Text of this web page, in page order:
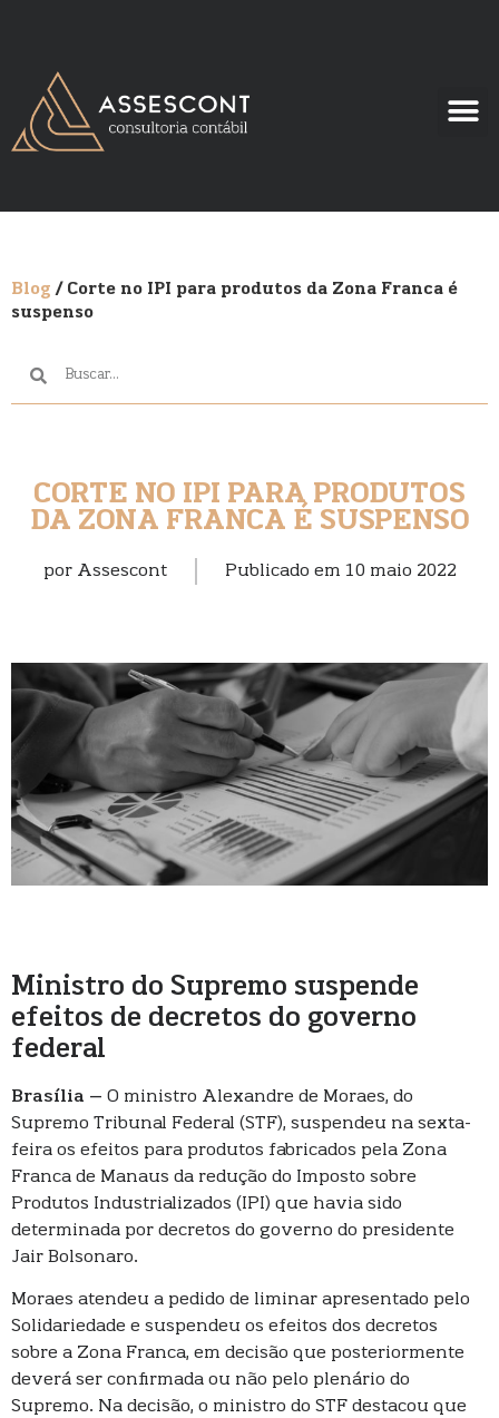
Blog/ Corte no IPI para produtos da Zona Franca é
suspenso
CORTE NO IPI PARA PRODUTOS
DA ZONA FRANCA É SUSPENSO
por Assescont Publicado em 10 maio 2022
Ministro do Supremo suspende
efeitos de decretos do governo
federal
Brasília – O ministro Alexandre de Moraes, do
Supremo Tribunal Federal (STF), suspendeu na sexta-
feira os efeitos para produtos fabricados pela Zona
Franca de Manaus da redução do Imposto sobre
Produtos Industrializados (IPI) que havia sido
determinada por decretos do governo do presidente
Jair Bolsonaro.
Moraes atendeu a pedido de liminar apresentado pelo
Solidariedade e suspendeu os efeitos dos decretos
sobre a Zona Franca, em decisão que posteriormente
deverá ser confirmada ou não pelo plenário do
Supremo. Na decisão, o ministro do STF destacou que